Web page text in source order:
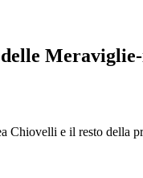
Chiovelli e il resto della